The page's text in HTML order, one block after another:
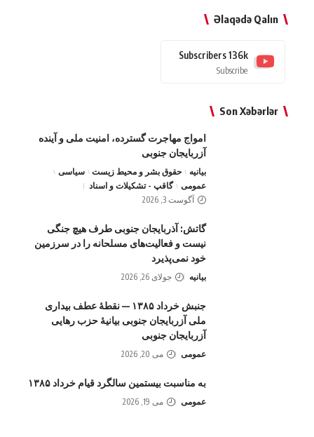
Əlaqədə Qalın
136k
Subscribers
Subscribe
Son Xəbərlər
امواج‌ مهاجرت گسترده، امنیت ملی و آینده
آزربایجان جنوبی
بیانیه حقوق بشر و محیط زیست
سیاسی
عمومی
گاقپ - تشکیلات و اسناد
آگوست 3, 2026
گاتش: آذربایجان جنوبی طرف هیچ جنگی
نیست و فعالیت‌های مسلحانه را در سرزمین
خود نمی‌پذیرد
بیانیه جولای 26, 2026
جنبش خرداد ۱۳۸۵ — نقطهٔ عطف بیداری
ملی آزربایجان جنوبی بیانیهٔ حزب رهایی
آزربایجان جنوبی
عمومی می 20, 2026
به مناسبت بیستمین سالگرد قیام خرداد ۱۳۸۵
عمومی می 19, 2026